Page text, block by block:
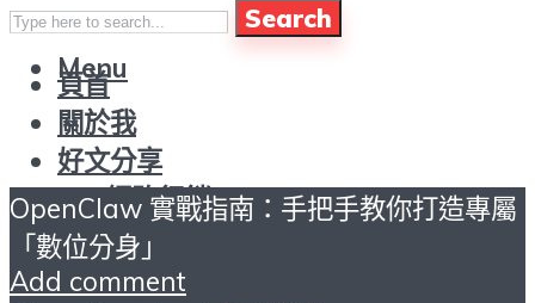
Search
頁首
關於我
好文分享
網路行銷
品牌行銷
被動收入
Menu
OpenClaw 實戰指南：手把手教你打造專屬
「數位分身」
Add comment